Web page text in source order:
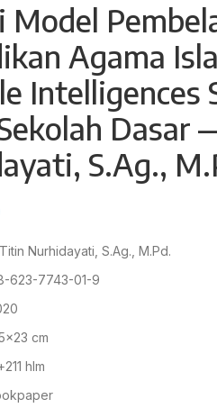
Model
Agama
Intelligences
Dasar
S.Ag.,
Nurhidayati, S.Ag., M.Pd.
7743-01-9
cm
hlm